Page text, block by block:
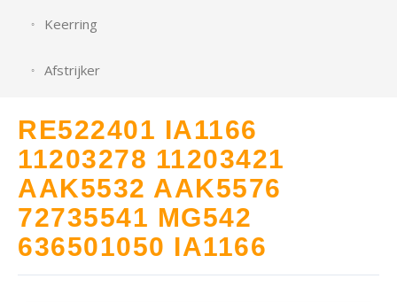
Keerring
Afstrijker
RE522401 IA1166
11203278 11203421
AAK5532 AAK5576
72735541 MG542
636501050 IA1166